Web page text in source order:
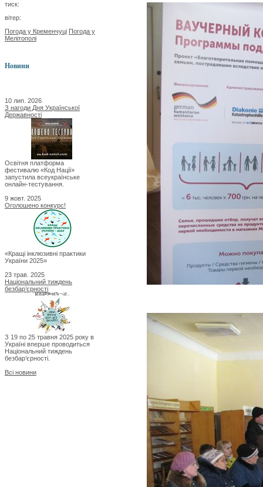
тиск:
вітер:
Погода у Кременчуці Погода у
Мелітополі
Новини
10 лип. 2026
З нагоди Дня Української
Державності
Освітня платформа
фестивалю «Код Нації»
запустила всеукраїнське
онлайн-тестування.
9 жовт. 2025
Оголошено конкурс!
«Кращі інклюзивні практики
України 2025»
23 трав. 2025
Національний тиждень
безбар’єрності
З 19 по 25 травня 2025 року в
Україні вперше проводиться
Національний тиждень
безбар’єрності.
Всі новини